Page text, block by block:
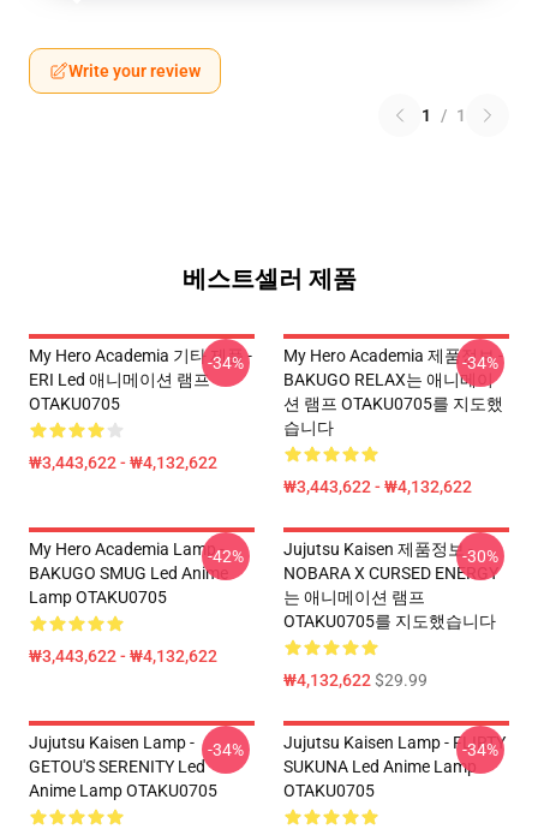
Write your review
1 / 1
베스트셀러 제품
My Hero Academia 기타 제품 -
ERI Led 애니메이션 램프
OTAKU0705
₩3,443,622 - ₩4,132,622
-34%
My Hero Academia 제품정보 -
BAKUGO RELAX는 애니메이
션 램프 OTAKU0705를 지도했
습니다
₩3,443,622 - ₩4,132,622
-34%
My Hero Academia Lamp -
BAKUGO SMUG Led Anime
Lamp OTAKU0705
₩3,443,622 - ₩4,132,622
-42%
Jujutsu Kaisen 제품정보 -
NOBARA X CURSED ENERGY
는 애니메이션 램프
OTAKU0705를 지도했습니다
₩4,132,622$29.99
-30%
Jujutsu Kaisen Lamp -
GETOU'S SERENITY Led
Anime Lamp OTAKU0705
-34%
Jujutsu Kaisen Lamp - FLIRTY
SUKUNA Led Anime Lamp
OTAKU0705
-34%